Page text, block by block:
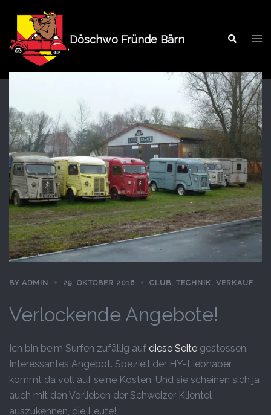
Inhalt
Döschwo Fründe Bärn Search
BY ADMIN 29. OKTOBER 2016 CLUB TECHNIK VERKAUF
Verlockende Angebote!
Ich bin beim Surfen zufällig auf diese Seite gestossen.
Interessantes Angebot. Speziell der HY-Liebhaber
kommt da voll auf seine Kosten. Und sie scheinen sich ja
auch mit den Vorlieben der Schweizer Klientel
auszukennen, die Leute!